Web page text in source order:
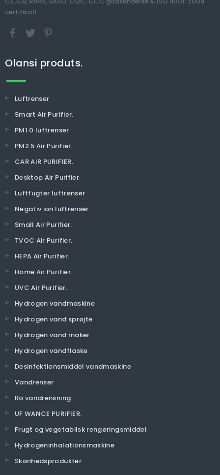
certifikat!
Olansi produts.
Luftrenser
Smart Air Purifier.
PM1.0 luftrenser
PM2.5 Air Purifier.
CAR AIR PURIFIER.
Desktop Air Purifier.
Luftfugter luftrenser
Negativ ion luftrenser
Small Air Purifier.
TVOC Air Purifier.
HEPA Air Purifier.
Home Air Purifier.
UVC Air Purifier.
Hydrogen vandmaskine
Hydrogen vand sprøjte
Hydrogen vand maker.
Hydrogen vandflaske
Desinfektionsmiddel vandmaskine
Vandrenser
Ro vandrensning
UF WANCE PURIFIER.
Frugt og vegetabilsk rengøringsmiddel
Hydrogeninhalationsmaskine
Skønhedsprodukter